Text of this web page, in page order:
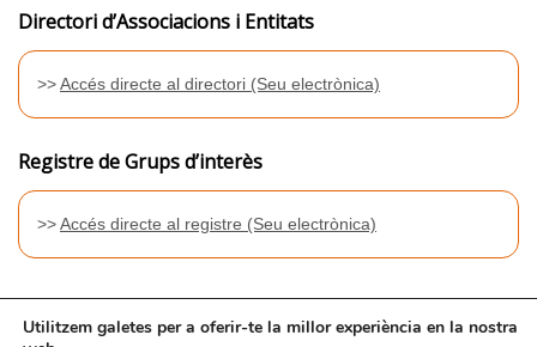
Directori d’Associacions i Entitats
>>Accés directe al directori (Seu electrònica)
Registre de Grups d’interès
>>Accés directe al registre (Seu electrònica)
Utilitzem galetes per a oferir-te la millor experiència en la nostra